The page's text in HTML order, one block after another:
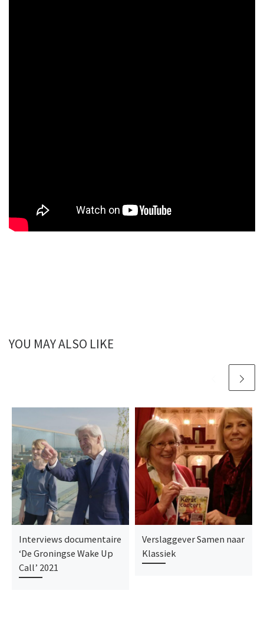
YOU MAY ALSO LIKE
Interviews documentaire
‘De Groningse Wake Up
Call’ 2021
Verslaggever Samen naar
Klassiek